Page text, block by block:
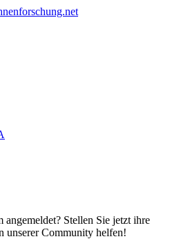
Stellen Sie jetzt ihre
unserer Community helfen!